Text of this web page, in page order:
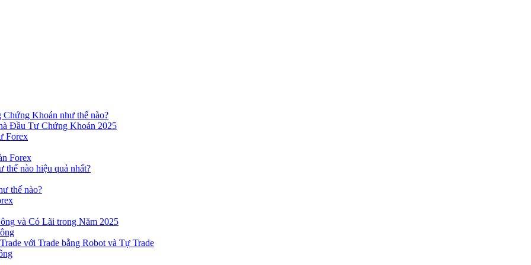
Khoán như thế nào?
Đầu Tư Chứng Khoán 2025
Forex
Forex
nào hiệu quả nhất?
thế nào?
và Có Lãi trong Năm 2025
với Trade bằng Robot và Tự Trade